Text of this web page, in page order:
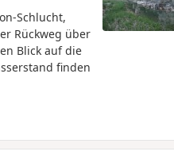
Schlucht,
Rückweg über
Blick auf die
finden